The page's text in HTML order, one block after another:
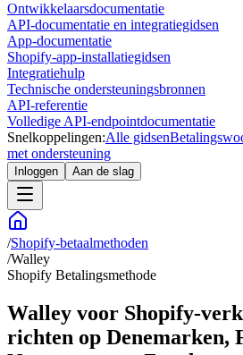
Ontwikkelaarsdocumentatie
API-documentatie en integratiegidsen
App-documentatie
Shopify-app-installatiegidsen
Integratiehulp
Technische ondersteuningsbronnen
API-referentie
Volledige API-endpointdocumentatie
Snelkoppelingen:Alle gidsen
met ondersteuning
Inloggen Aan de slag
/Shopify-betaalmethoden
/Walley
Shopify Betalingsmethode
Walley voor Shopify-
richten op Denemarken,